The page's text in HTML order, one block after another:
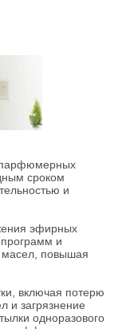
парфюмерных
сроком
и
эфирных
и
масел, повышая
включая потерю
и загрязнение
одноразового